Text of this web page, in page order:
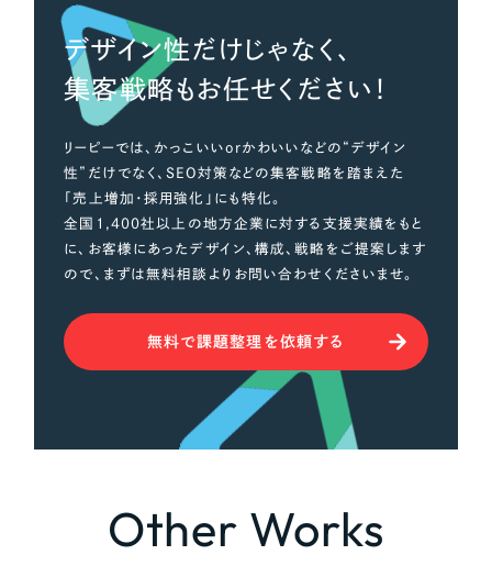
デザイン性だけじゃなく、
集客戦略もお任せください！
リーピーでは、かっこいいorかわいいなどの“デザイン
性”だけでなく、SEO対策などの集客戦略を踏まえた
「売上増加・採用強化」にも特化。
全国1,400社以上の地方企業に対する支援実績をもと
に、お客様にあったデザイン、構成、戦略をご提案します
ので、まずは無料相談よりお問い合わせくださいませ。
無料で課題整理を依頼する
Other Works